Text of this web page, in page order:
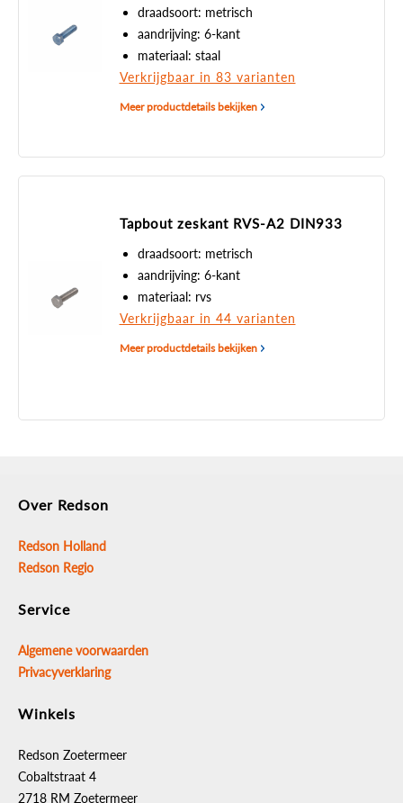
draadsoort: metrisch
aandrijving: 6-kant
materiaal: staal
Verkrijgbaar in 83 varianten
Meer productdetails bekijken
Tapbout zeskant RVS-A2 DIN933
draadsoort: metrisch
aandrijving: 6-kant
materiaal: rvs
Verkrijgbaar in 44 varianten
Meer productdetails bekijken
Over Redson
Redson Holland
Redson Regio
Service
Algemene voorwaarden
Privacyverklaring
Winkels
Redson Zoetermeer
Cobaltstraat 4
2718 RM Zoetermeer